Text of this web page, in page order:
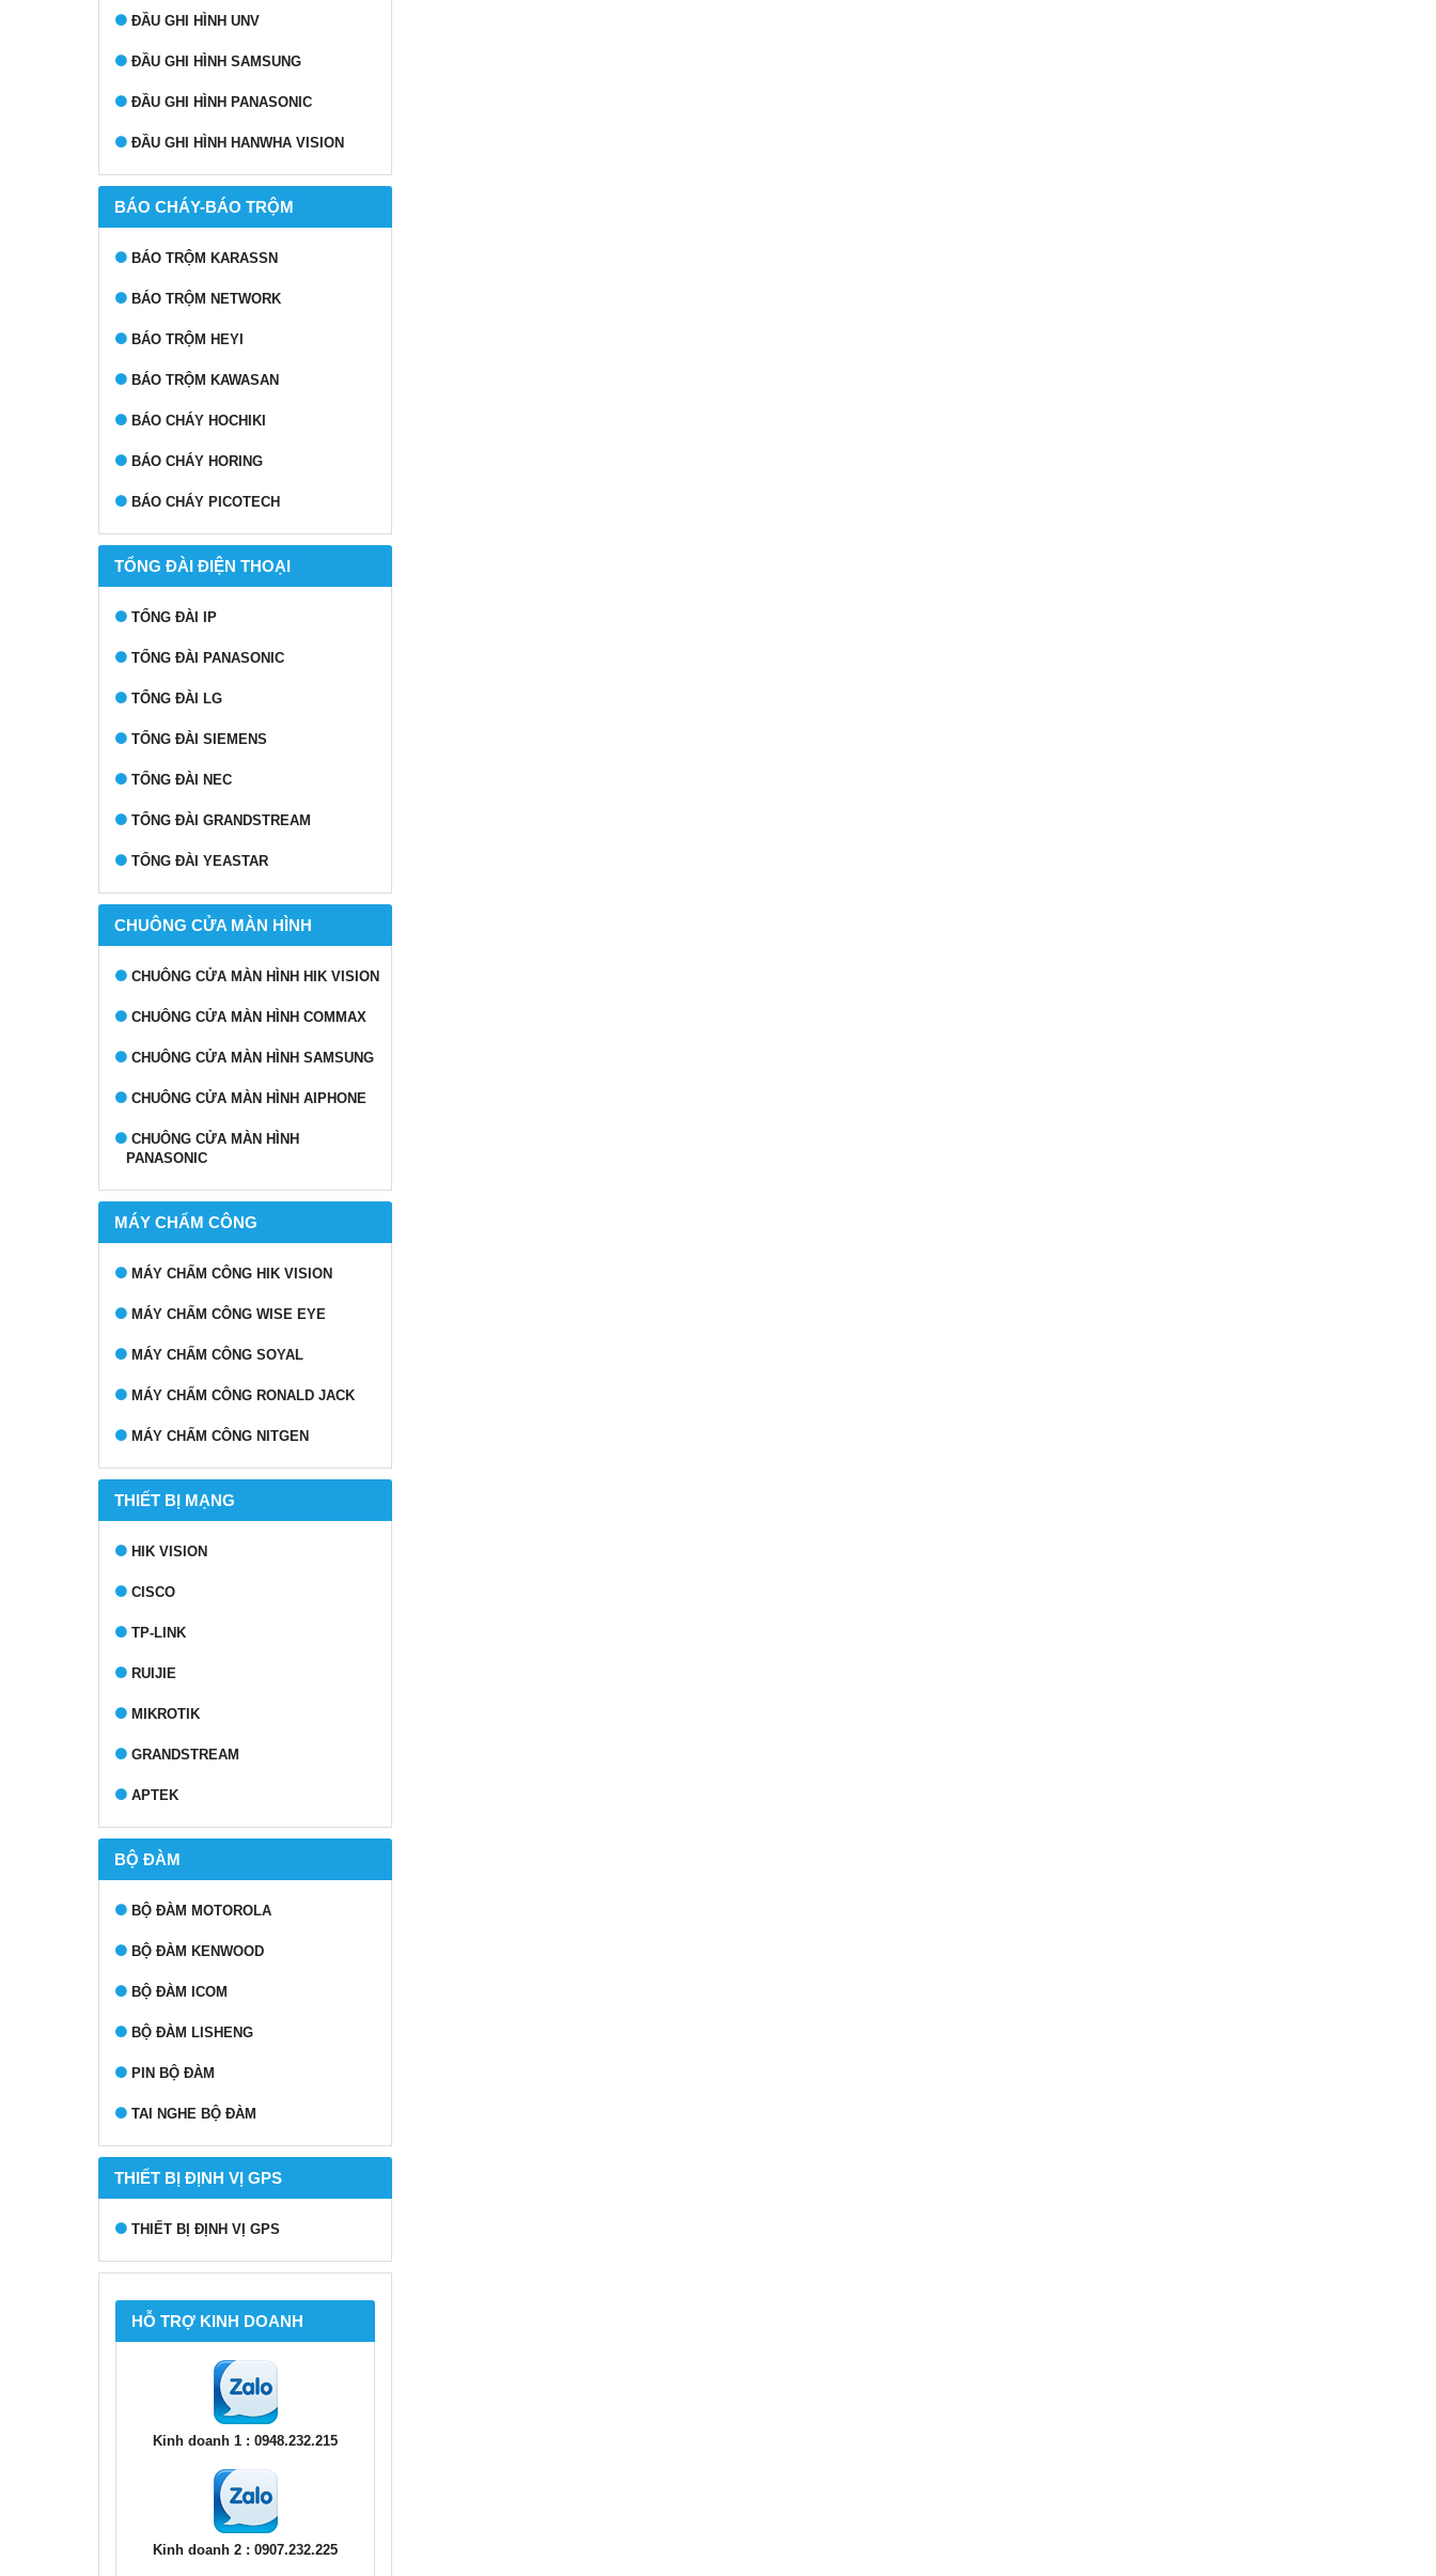
ĐẦU GHI HÌNH UNV
ĐẦU GHI HÌNH SAMSUNG
ĐẦU GHI HÌNH PANASONIC
ĐẦU GHI HÌNH HANWHA VISION
BÁO CHÁY-BÁO TRỘM
BÁO TRỘM KARASSN
BÁO TRỘM NETWORK
BÁO TRỘM HEYI
BÁO TRỘM KAWASAN
BÁO CHÁY HOCHIKI
BÁO CHÁY HORING
BÁO CHÁY PICOTECH
TỔNG ĐÀI ĐIỆN THOẠI
TỔNG ĐÀI IP
TỔNG ĐÀI PANASONIC
TỔNG ĐÀI LG
TỔNG ĐÀI SIEMENS
TỔNG ĐÀI NEC
TỔNG ĐÀI GRANDSTREAM
TỔNG ĐÀI YEASTAR
CHUÔNG CỬA MÀN HÌNH
CHUÔNG CỬA MÀN HÌNH HIK VISION
CHUÔNG CỬA MÀN HÌNH COMMAX
CHUÔNG CỬA MÀN HÌNH SAMSUNG
CHUÔNG CỬA MÀN HÌNH AIPHONE
CHUÔNG CỬA MÀN HÌNH
PANASONIC
MÁY CHẤM CÔNG
MÁY CHẤM CÔNG HIK VISION
MÁY CHẤM CÔNG WISE EYE
MÁY CHẤM CÔNG SOYAL
MÁY CHẤM CÔNG RONALD JACK
MÁY CHẤM CÔNG NITGEN
THIẾT BỊ MẠNG
HIK VISION
CISCO
TP-LINK
RUIJIE
MIKROTIK
GRANDSTREAM
APTEK
BỘ ĐÀM
BỘ ĐÀM MOTOROLA
BỘ ĐÀM KENWOOD
BỘ ĐÀM ICOM
BỘ ĐÀM LISHENG
PIN BỘ ĐÀM
TAI NGHE BỘ ĐÀM
THIẾT BỊ ĐỊNH VỊ GPS
THIẾT BỊ ĐỊNH VỊ GPS
HỖ TRỢ KINH DOANH
Kinh doanh 1 : 0948.232.215
Kinh doanh 2 : 0907.232.225